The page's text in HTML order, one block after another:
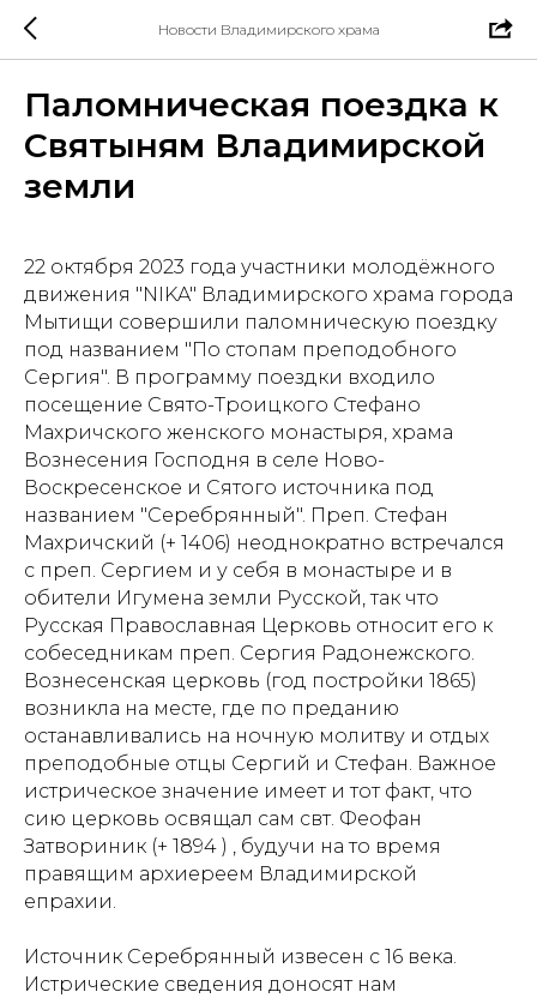
Новости Владимирского храма
Паломническая поездка к
Святыням Владимирской
земли
22 октября 2023 года участники молодёжного
движения "NIKA" Владимирского храма города
Мытищи совершили паломническую поездку
под названием "По стопам преподобного
Сергия". В программу поездки входило
посещение Свято-Троицкого Стефано
Махричского женского монастыря, храма
Вознесения Господня в селе Ново-
Воскресенское и Сятого источника под
названием "Серебрянный". Преп. Стефан
Махричский (+ 1406) неоднократно встречался
с преп. Сергием и у себя в монастыре и в
обители Игумена земли Русской, так что
Русская Православная Церковь относит его к
собеседникам преп. Сергия Радонежского.
Вознесенская церковь (год постройки 1865)
возникла на месте, где по преданию
останавливались на ночную молитву и отдых
преподобные отцы Сергий и Стефан. Важное
истрическое значение имеет и тот факт, что
сию церковь освящал сам свт. Феофан
Затвориник (+ 1894 ) , будучи на то время
правящим архиереем Владимирской
епрахии.
Источник Серебрянный извесен с 16 века.
Истрические сведения доносят нам